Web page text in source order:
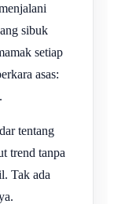
sibuk
setiap
asas:
tentang
trend tanpa
Tak ada